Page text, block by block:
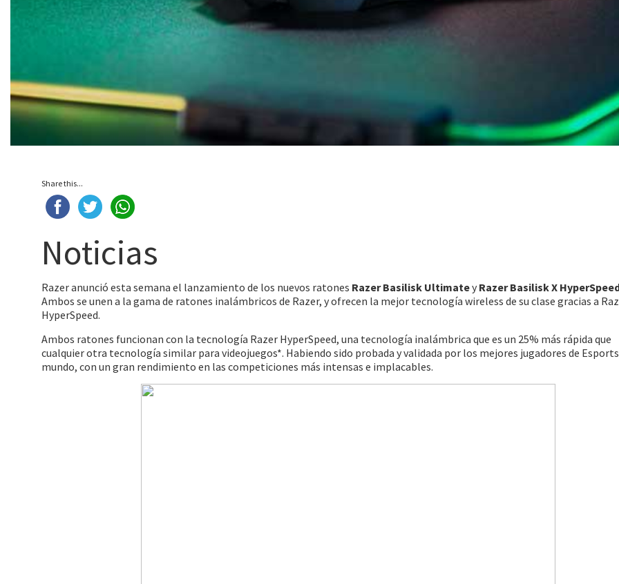
Share this...
Noticias
Razer anunció esta semana el lanzamiento de los nuevos ratones Razer Basilisk Ultimatey Razer Basilisk X
Ambos se unen a la gama de ratones inalámbricos de Razer, y ofrecen la mejor tecnología wireless de su clase gracias a
HyperSpeed.
Ambos ratones funcionan con la tecnología Razer HyperSpeed, una tecnología inalámbrica que es un 25% más rápida que
cualquier otra tecnología similar para videojuegos*. Habiendo sido probada y validada por los mejores jugadores de
mundo, con un gran rendimiento en las competiciones más intensas e implacables.